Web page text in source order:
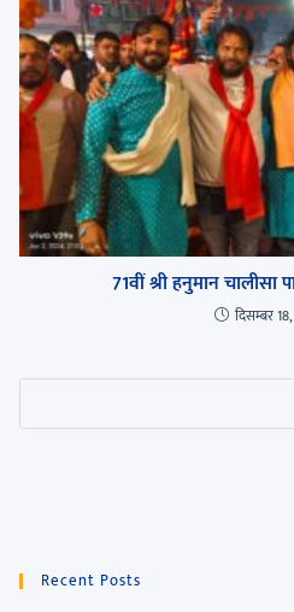
71वीं श्री हनुमान
दिसम्बर
Recent Posts